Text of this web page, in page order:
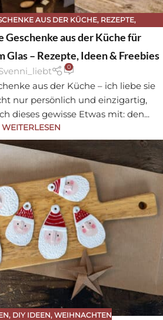
AUS DER KÜCHE, REZEPTE,
WEIHNACHTEN
Geschenke aus der Küche für
Glas – Rezepte, Ideen & Freebies
0
aus der Küche – ich liebe sie
nur persönlich und einzigartig,
dieses gewisse Etwas mit: den...
WEITERLESEN
, DIY IDEEN, WEIHNACHTEN